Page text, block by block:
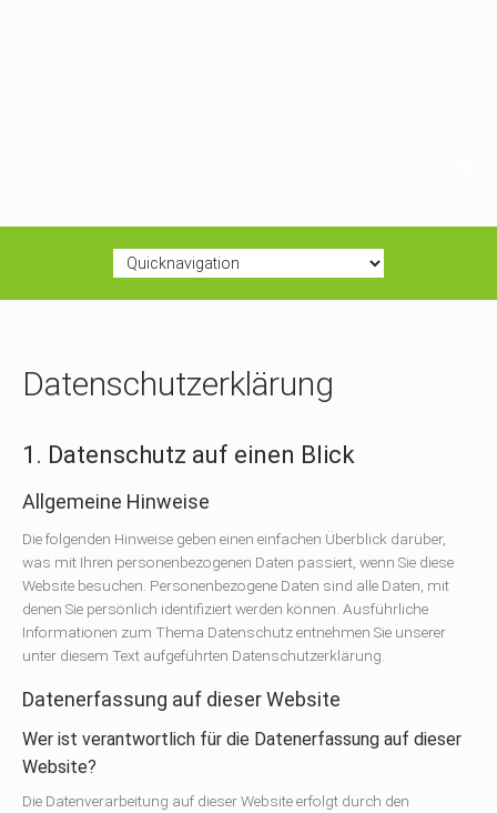
Datenschutz­erklärung
1. Datenschutz auf einen Blick
Allgemeine Hinweise
Die folgenden Hinweise geben einen einfachen Überblick darüber,
was mit Ihren personenbezogenen Daten passiert, wenn Sie diese
Website besuchen. Personenbezogene Daten sind alle Daten, mit
denen Sie persönlich identifiziert werden können. Ausführliche
Informationen zum Thema Datenschutz entnehmen Sie unserer
unter diesem Text aufgeführten Datenschutzerklärung.
Datenerfassung auf dieser Website
Wer ist verantwortlich für die Datenerfassung auf dieser
Website?
Die Datenverarbeitung auf dieser Website erfolgt durch den